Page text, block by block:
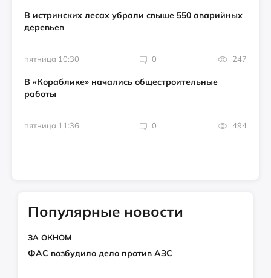
В истринских лесах убрали свыше 550 аварийных
деревьев
пятница 10:30 0 247
В «Кораблике» начались общестроительные
работы
пятница 11:36 0 494
Популярные новости
ЗА ОКНОМ
ФАС возбудило дело против АЗС